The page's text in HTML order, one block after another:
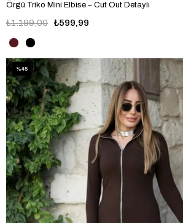
Örgü Triko Mini Elbise – Cut Out Detaylı
₺599,99
₺1.199,00
%45